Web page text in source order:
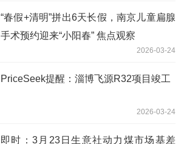
“春假+清明”拼出6天长假，南京儿童扁腺
手术预约迎来“小阳春” 焦点观察
2026-03-24
PriceSeek提醒：淄博飞源R32项目竣工
2026-03-24
即时：3月23日生意社动力煤市场基差